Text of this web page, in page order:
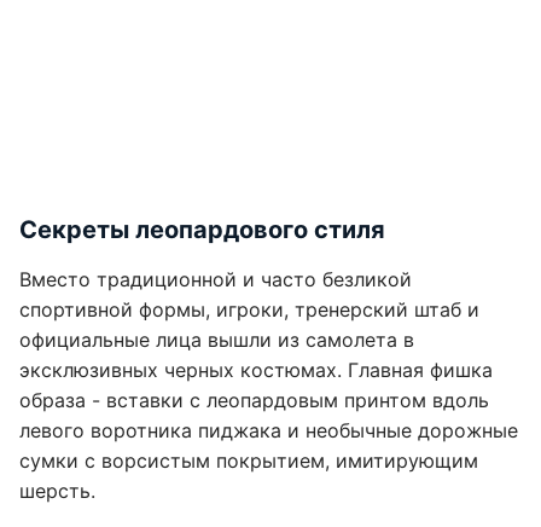
Секреты леопардового стиля
Вместо традиционной и часто безликой
спортивной формы, игроки, тренерский штаб и
официальные лица вышли из самолета в
эксклюзивных черных костюмах. Главная фишка
образа - вставки с леопардовым принтом вдоль
левого воротника пиджака и необычные дорожные
сумки с ворсистым покрытием, имитирующим
шерсть.